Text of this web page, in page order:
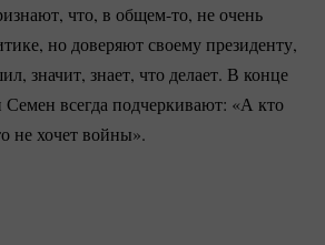
что, в общем-то, не очень
но доверяют своему президенту,
значит, знает, что делает. В конце
всегда подчеркивают: «А кто
не хочет войны».